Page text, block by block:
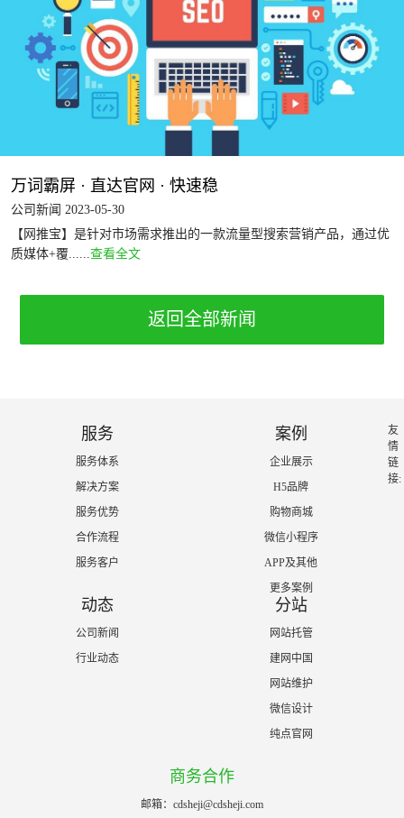
万词霸屏 · 直达官网 · 快速稳
公司新闻 2023-05-30
【网推宝】是针对市场需求推出的一款流量型搜索营销产品，通过优
质媒体+覆......查看全文
返回全部新闻
服务
服务体系
解决方案
服务优势
合作流程
服务客户
案例
企业展示
H5品牌
购物商城
微信小程序
APP及其他
更多案例
动态
公司新闻
行业动态
分站
网站托管
建网中国
网站维护
微信设计
纯点官网
友
情
链
接:
商务合作
邮箱：cdsheji@cdsheji.com